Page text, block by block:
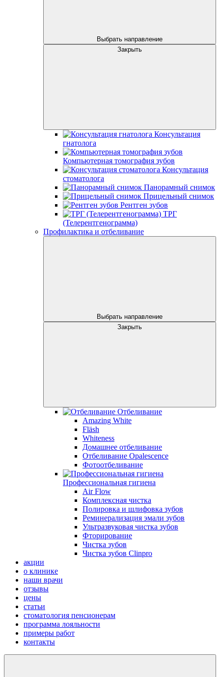
Выбрать направление
Закрыть
Консультация
гнатолога
Компьютерная томография зубов
Консультация
стоматолога
Панорамный снимок
Прицельный снимок
Рентген зубов
ТРГ
(Телерентгенограмма)
Профилактика и отбеливание
Выбрать направление
Закрыть
Отбеливание
Amazing White
Fläsh
Whiteness
Домашнее отбеливание
Отбеливание Opalescence
Фотоотбеливание
Профессиональная гигиена
Air Flow
Комплексная чистка
Полировка и шлифовка зубов
Реминерализация эмали зубов
Ультразвуковая чистка зубов
Фторирование
Чистка зубов
Чистка зубов Сlinpro
акции
о клинике
наши врачи
отзывы
цены
статьи
стоматология пенсионерам
программа лояльности
примеры работ
контакты